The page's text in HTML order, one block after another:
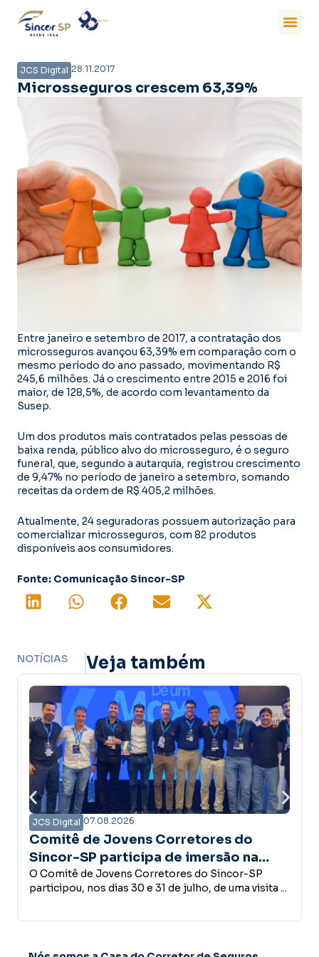
JCS Digital 28.11.2017
Microsseguros crescem 63,39%
Entre janeiro e setembro de 2017, a contratação dos
microsseguros avançou 63,39% em comparação com o
mesmo período do ano passado, movimentando R$
245,6 milhões. Já o crescimento entre 2015 e 2016 foi
maior, de 128,5%, de acordo com levantamento da
Susep.
Um dos produtos mais contratados pelas pessoas de
baixa renda, público alvo do microsseguro, é o seguro
funeral, que, segundo a autarquia, registrou crescimento
de 9,47% no período de janeiro a setembro, somando
receitas da ordem de R$ 405,2 milhões.
Atualmente, 24 seguradoras possuem autorização para
comercializar microsseguros, com 82 produtos
disponíveis aos consumidores.
Fonte: Comunicação Sincor-SP
NOTÍCIAS Veja também
Jovens Corretores do
participa de imersão na
conhece estrutura do Grupo
Jovens Corretores do Sincor-SP
dias 30 e 31 de julho, de uma visita ...
Campanha
confiança é
Empreender,
conceder